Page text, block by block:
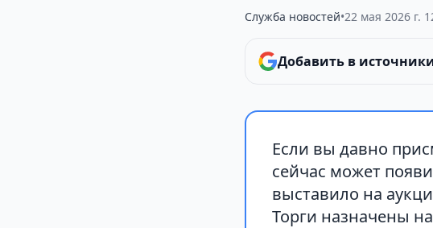
Служба новостей•22 мая 2026 г.
Добавить в
Если вы давно
сейчас может
выставило на
Торги назначены